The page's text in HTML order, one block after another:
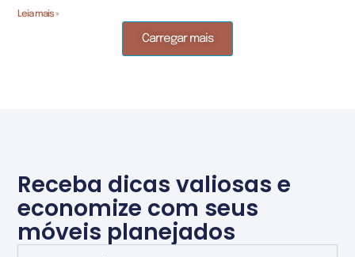
Leia mais »
Carregar mais
Receba dicas valiosas e
economize com seus
móveis planejados